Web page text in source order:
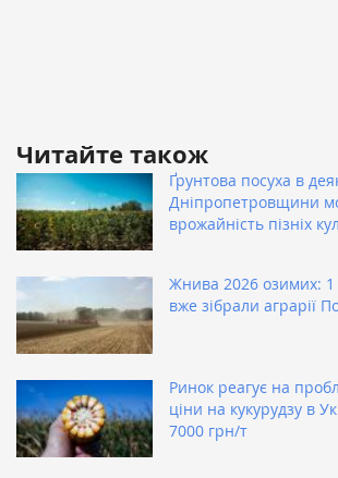
Читайте також
Ґрунтова посуха в
Дніпропетровщини
врожайність пізніх
Жнива 2026 озимих:
вже зібрали аграрії
Ринок реагує на
ціни на кукурудзу в
7000 грн/т